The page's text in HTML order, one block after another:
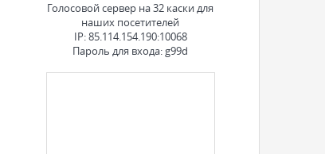
Голосовой сервер на 32 каски для
наших посетителей
IP: 85.114.154.190:10068
Пароль для входа: g99d